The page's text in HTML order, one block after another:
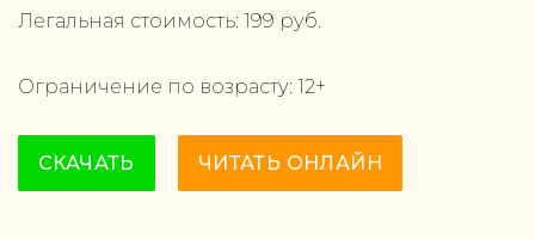
Легальная стоимость: 199 руб.
Ограничение по возрасту: 12+
СКАЧАТЬ ЧИТАТЬ ОНЛАЙН